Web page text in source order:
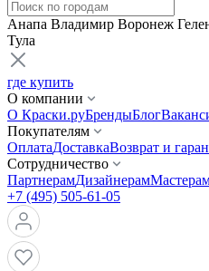
Анапа Владимир Воронеж
Тула
где купить
О компании
О Краски.руБрендыБлог
Покупателям
ОплатаДоставкаВозврат и
Сотрудничество
ПартнерамДизайнерам
+7 (495) 505-61-05